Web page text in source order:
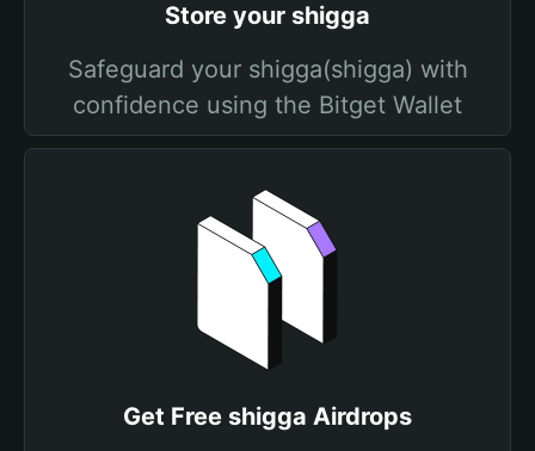
Store your shigga
Safeguard your shigga(shigga) with
confidence using the Bitget Wallet
Get Free shigga Airdrops